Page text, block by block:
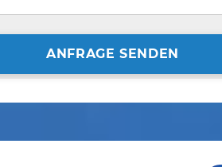
ANFRAGE SENDEN